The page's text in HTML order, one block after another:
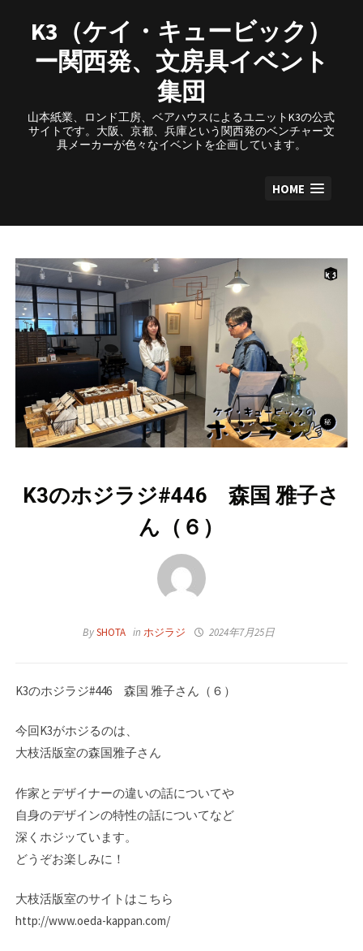
content
K3（ケイ・キュービック）
ー関西発、文房具イベント
集団
山本紙業、ロンド工房、ベアハウスによるユニットK3の公式
サイトです。大阪、京都、兵庫という関西発のベンチャー文
具メーカーが色々なイベントを企画しています。
HOME
K3のホジラジ#446 森国 雅子さ
ん（６）
BySHOTA inホジラジ 2024年7月25日
K3のホジラジ#446 森国 雅子さん（６）
今回K3がホジるのは、
大枝活版室の森国雅子さん
作家とデザイナーの違いの話についてや
自身のデザインの特性の話についてなど
深くホジッています。
どうぞお楽しみに！
大枝活版室のサイトはこちら
http://www.oeda-kappan.com/